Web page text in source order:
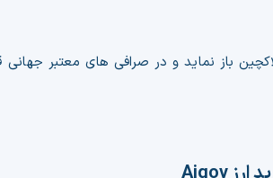
باز نماید و در صرافی های معتبر جهانی